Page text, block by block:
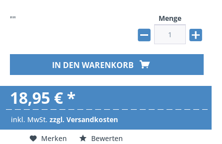
Menge
IN DEN WARENKORB
""
18,95 € *
inkl. MwSt. zzgl. Versandkosten
Merken
Bewerten